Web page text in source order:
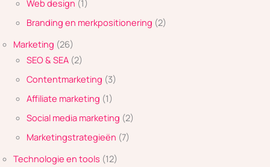
Web design (1)
Branding en merkpositionering (2)
Marketing (26)
SEO & SEA (2)
Contentmarketing (3)
Affiliate marketing (1)
Social media marketing (2)
Marketingstrategieën (7)
Technologie en tools (12)